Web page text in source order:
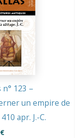
n° 123 –
un empire de
apr. J.-C.
€